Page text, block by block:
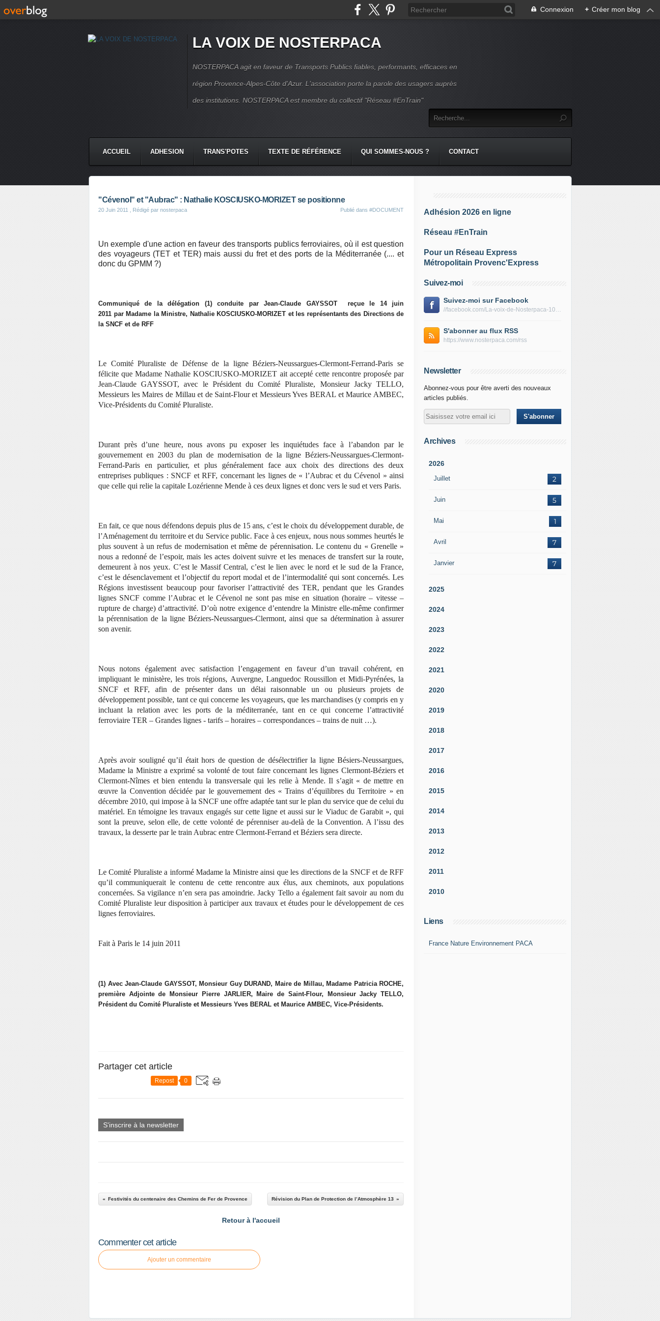
Connexion + Créer mon blog
LA VOIX DE NOSTERPACA
NOSTERPACA agit en faveur de Transports Publics fiables, performants, efficaces en
région Provence-Alpes-Côte d'Azur. L'association porte la parole des usagers auprès
des institutions. NOSTERPACA est membre du collectif "Réseau #EnTrain"
ACCUEIL ADHESION TRANS'POTES TEXTE DE RÉFÉRENCE QUI SOMMES-NOUS ? CONTACT
"Cévenol" et "Aubrac" : Nathalie KOSCIUSKO-MORIZET se positionne
20 Juin 2011 , Rédigé par nosterpaca Publié dans #DOCUMENT
Un exemple d'une action en faveur des transports publics ferroviaires, où il est question
des voyageurs (TET et TER) mais aussi du fret et des ports de la Méditerranée (.... et
donc du GPMM ?)
Communiqué de la délégation (1) conduite par Jean-Claude GAYSSOT
reçue le 14 juin
2011 par Madame la Ministre, Nathalie KOSCIUSKO-MORIZET et les représentants des Directions de
la SNCF et de RFF
Le Comité Pluraliste de Défense de la ligne Béziers-Neussargues-Clermont-Ferrand-Paris se
félicite que Madame Nathalie KOSCIUSKO-MORIZET ait accepté cette rencontre proposée par
Jean-Claude GAYSSOT, avec le Président du Comité Pluraliste, Monsieur Jacky TELLO,
Messieurs les Maires de Millau et de Saint-Flour et Messieurs Yves BERAL et Maurice AMBEC,
Vice-Présidents du Comité Pluraliste.
Durant près d’une heure, nous avons pu exposer les inquiétudes face à l’abandon par le
gouvernement en 2003 du plan de modernisation de la ligne Béziers-Neussargues-Clermont-
Ferrand-Paris en particulier, et plus généralement face aux choix des directions des deux
entreprises publiques : SNCF et RFF, concernant les lignes de « l’Aubrac et du Cévenol » ainsi
que celle qui relie la capitale Lozérienne Mende à ces deux lignes et donc vers le sud et vers Paris.
En fait, ce que nous défendons depuis plus de 15 ans, c’est le choix du développement durable, de
l’Aménagement du territoire et du Service public. Face à ces enjeux, nous nous sommes heurtés le
plus souvent à un refus de modernisation et même de pérennisation. Le contenu du « Grenelle »
nous a redonné de l’espoir, mais les actes doivent suivre et les menaces de transfert sur la route,
demeurent à nos yeux. C’est le Massif Central, c’est le lien avec le nord et le sud de la France,
c’est le désenclavement et l’objectif du report modal et de l’intermodalité qui sont concernés. Les
Régions investissent beaucoup pour favoriser l’attractivité des TER, pendant que les Grandes
lignes SNCF comme l’Aubrac et le Cévenol ne sont pas mise en situation (horaire – vitesse –
rupture de charge) d’attractivité. D’où notre exigence d’entendre la Ministre elle-même confirmer
la pérennisation de la ligne Béziers-Neussargues-Clermont, ainsi que sa détermination à assurer
son avenir.
Nous notons également avec satisfaction l’engagement en faveur d’un travail cohérent, en
impliquant le ministère, les trois régions, Auvergne, Languedoc Roussillon et Midi-Pyrénées, la
SNCF et RFF, afin de présenter dans un délai raisonnable un ou plusieurs projets de
développement possible, tant ce qui concerne les voyageurs, que les marchandises (y compris en y
incluant la relation avec les ports de la méditerranée, tant en ce qui concerne l’attractivité
ferroviaire TER – Grandes lignes - tarifs – horaires – correspondances – trains de nuit …).
Après avoir souligné qu’il était hors de question de désélectrifier la ligne Bésiers-Neussargues,
Madame la Ministre a exprimé sa volonté de tout faire concernant les lignes Clermont-Béziers et
Clermont-Nîmes et bien entendu la transversale qui les relie à Mende. Il s’agit « de mettre en
œuvre la Convention décidée par le gouvernement des « Trains d’équilibres du Territoire » en
décembre 2010, qui impose à la SNCF une offre adaptée tant sur le plan du service que de celui du
matériel. En témoigne les travaux engagés sur cette ligne et aussi sur le Viaduc de Garabit », qui
sont la preuve, selon elle, de cette volonté de pérenniser au-delà de la Convention. A l’issu des
travaux, la desserte par le train Aubrac entre Clermont-Ferrand et Béziers sera directe.
Le Comité Pluraliste a informé Madame la Ministre ainsi que les directions de la SNCF et de RFF
qu’il communiquerait le contenu de cette rencontre aux élus, aux cheminots, aux populations
concernées. Sa vigilance n’en sera pas amoindrie. Jacky Tello a également fait savoir au nom du
Comité Pluraliste leur disposition à participer aux travaux et études pour le développement de ces
lignes ferroviaires.
Fait à Paris le 14 juin 2011
(1) Avec Jean-Claude GAYSSOT, Monsieur Guy DURAND, Maire de Millau, Madame Patricia ROCHE,
première Adjointe de Monsieur Pierre JARLIER, Maire de Saint-Flour, Monsieur Jacky TELLO,
Président du Comité Pluraliste et Messieurs Yves BERAL et Maurice AMBEC, Vice-Présidents.
Partager cet article
Repost 0
S'inscrire à la newsletter
Festivités du centenaire des Chemins de Fer de Provence Révision du Plan de Protection de l’Atmosphère 13
Retour à l'accueil
Commenter cet article
Ajouter un commentaire
Adhésion 2026 en ligne
Réseau #EnTrain
Pour un Réseau Express
Métropolitain Provenc'Express
Suivez-moi
Suivez-moi sur Facebook
//facebook.com/La-voix-de-Nosterpaca-106434384284735
S'abonner au flux RSS
https://www.nosterpaca.com/rss
Newsletter
Abonnez-vous pour être averti des nouveaux
articles publiés.
Archives
2026
Juillet 2
Juin 5
Mai 1
Avril 7
Janvier 7
2025
2024
2023
2022
2021
2020
2019
2018
2017
2016
2015
2014
2013
2012
2011
2010
Liens
France Nature Environnement PACA